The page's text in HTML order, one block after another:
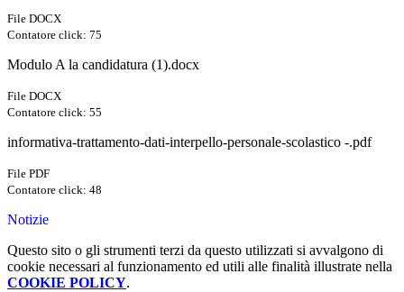
File DOCX
Contatore click: 75
Modulo A la candidatura (1).docx
File DOCX
Contatore click: 55
informativa-trattamento-dati-interpello-personale-scolastico -.pdf
File PDF
Contatore click: 48
Notizie
Questo sito o gli strumenti terzi da questo utilizzati si avvalgono di
cookie necessari al funzionamento ed utili alle finalità illustrate nella
COOKIE POLICY.